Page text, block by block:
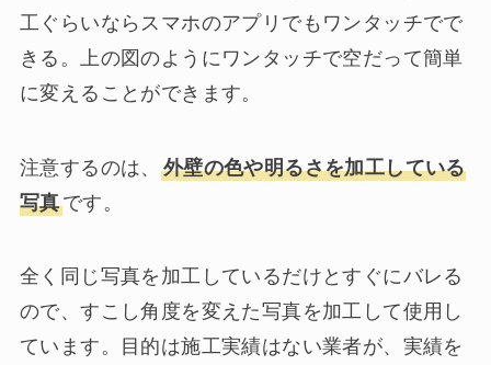
工ぐらいならスマホのアプリでもワンタッチでで
きる。上の図のようにワンタッチで空だって簡単
に変えることができます。
注意するのは、 外壁の色や明るさを加工している
写真です。
全く同じ写真を加工しているだけとすぐにバレる
ので、すこし角度を変えた写真を加工して使用し
ています。目的は施工実績はない業者が、実績を